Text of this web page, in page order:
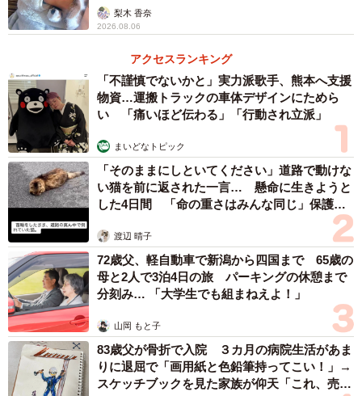
梨木 香奈
2026.08.06
アクセスランキング
「不謹慎でないかと」実力派歌手、熊本へ支援
物資…運搬トラックの車体デザインにためら
い 「痛いほど伝わる」「行動され立派」
まいどなトピック
「そのままにしといてください」道路で動けな
い猫を前に返された一言… 懸命に生きようと
した4日間 「命の重さはみんな同じ」保護団
渡辺 晴子
72歳父、軽自動車で新潟から四国まで 65歳の
母と2人で3泊4日の旅 パーキングの休憩まで
分刻み… 「大学生でも組まねえよ！」
山岡 もと子
83歳父が骨折で入院 ３カ月の病院生活があま
りに退屈で「画用紙と色鉛筆持ってこい！」→
スケッチブックを見た家族が仰天「これ、売れ